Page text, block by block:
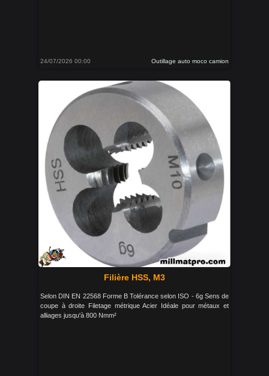
24/07/2026 00:00 Outillage auto moco camion
Filière HSS, M3
Selon DIN EN 22568 Forme B Tolérance selon ISO - 6g Sens de
coupe à droite Filetage métrique Acier Idéale pour métaux et
alliages jusqu'à 800 Nmm²